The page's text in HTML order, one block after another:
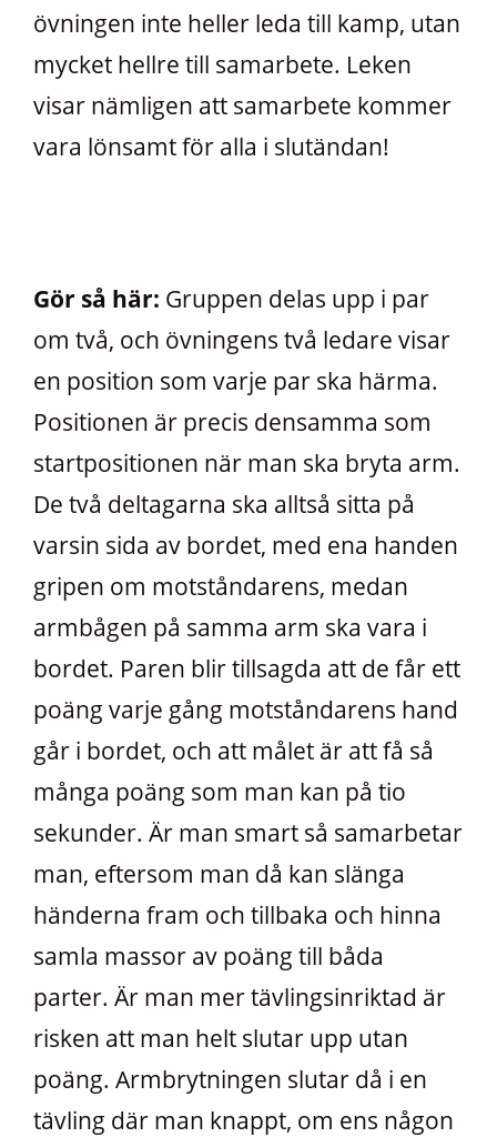
övningen inte heller leda till kamp, utan
mycket hellre till samarbete. Leken
visar nämligen att samarbete kommer
vara lönsamt för alla i slutändan!
Gör så här: Gruppen delas upp i par
om två, och övningens två ledare visar
en position som varje par ska härma.
Positionen är precis densamma som
startpositionen när man ska bryta arm.
De två deltagarna ska alltså sitta på
varsin sida av bordet, med ena handen
gripen om motståndarens, medan
armbågen på samma arm ska vara i
bordet. Paren blir tillsagda att de får ett
poäng varje gång motståndarens hand
går i bordet, och att målet är att få så
många poäng som man kan på tio
sekunder. Är man smart så samarbetar
man, eftersom man då kan slänga
händerna fram och tillbaka och hinna
samla massor av poäng till båda
parter. Är man mer tävlingsinriktad är
risken att man helt slutar upp utan
poäng. Armbrytningen slutar då i en
tävling där man knappt, om ens någon